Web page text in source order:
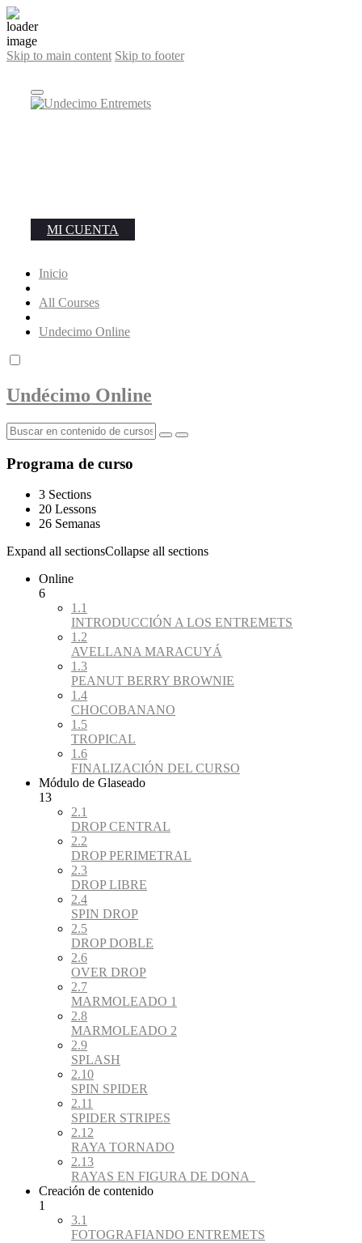
Skip to main content Skip to footer
MI CUENTA
Inicio
All Courses
Undecimo Online
Undécimo Online
Programa de curso
3 Sections
20 Lessons
26 Semanas
Expand all sectionsCollapse all sections
Online
6
1.1
INTRODUCCIÓN A LOS ENTREMETS
1.2
AVELLANA MARACUYÁ
1.3
PEANUT BERRY BROWNIE
1.4
CHOCOBANANO
1.5
TROPICAL
1.6
FINALIZACIÓN DEL CURSO
Módulo de Glaseado
13
2.1
DROP CENTRAL
2.2
DROP PERIMETRAL
2.3
DROP LIBRE
2.4
SPIN DROP
2.5
DROP DOBLE
2.6
OVER DROP
2.7
MARMOLEADO 1
2.8
MARMOLEADO 2
2.9
SPLASH
2.10
SPIN SPIDER
2.11
SPIDER STRIPES
2.12
RAYA TORNADO
2.13
RAYAS EN FIGURA DE DONA
Creación de contenido
1
3.1
FOTOGRAFIANDO ENTREMETS